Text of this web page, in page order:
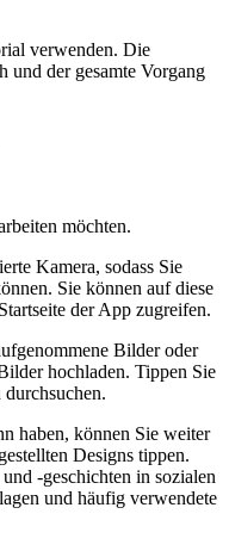
verwenden. Die
und der gesamte Vorgang
möchten.
Kamera, sodass Sie
Sie können auf diese
der App zugreifen.
Bilder oder
hochladen. Tippen Sie
haben, können Sie weiter
Designs tippen.
-geschichten in sozialen
und häufig verwendete